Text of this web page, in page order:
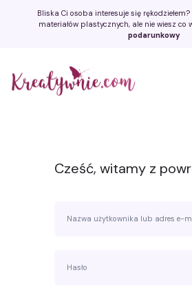
Bliska Ci osoba interesuje się
materiałów plastycznych, ale nie wiesz co
podarunkowy
Kreatywnie.com
Cześć, witamy z